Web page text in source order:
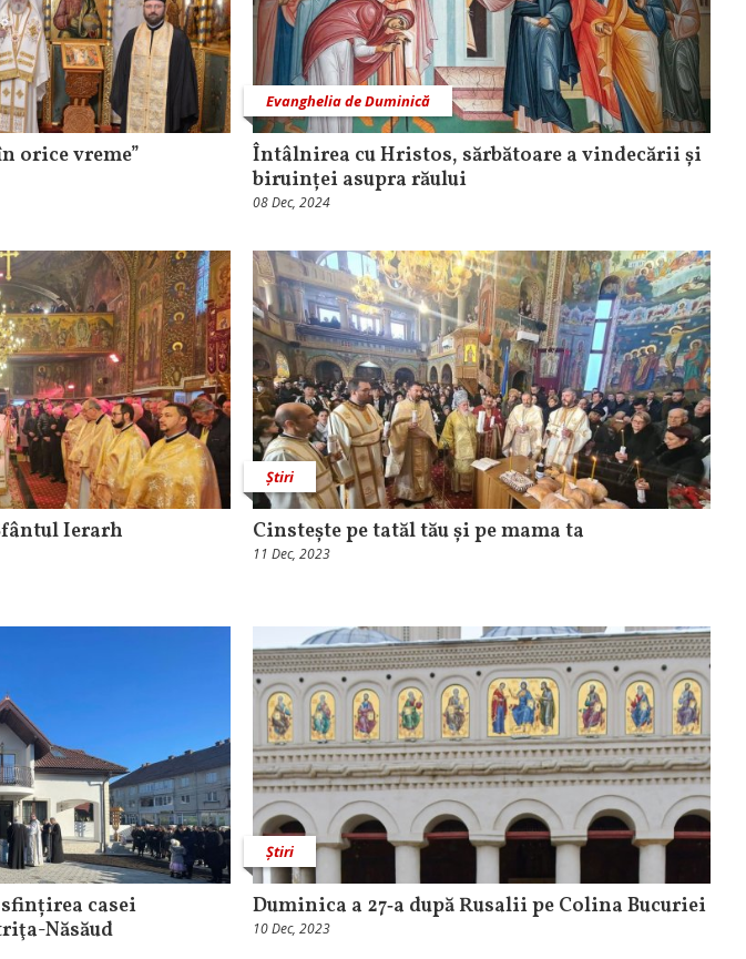
orice vreme”
Evanghelia de Duminică
Întâlnirea cu Hristos, sărbătoare a vindecării și
biruinței asupra răului
08 Dec, 2024
Ierarh
Știri
Cinstește pe tatăl tău și pe mama ta
11 Dec, 2023
casei
Năsăud
Știri
Duminica a 27‑a după Rusalii pe Colina Bucuriei
10 Dec, 2023